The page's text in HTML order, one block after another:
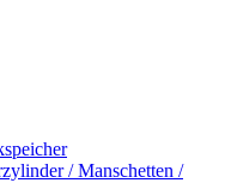
/ Manschetten /